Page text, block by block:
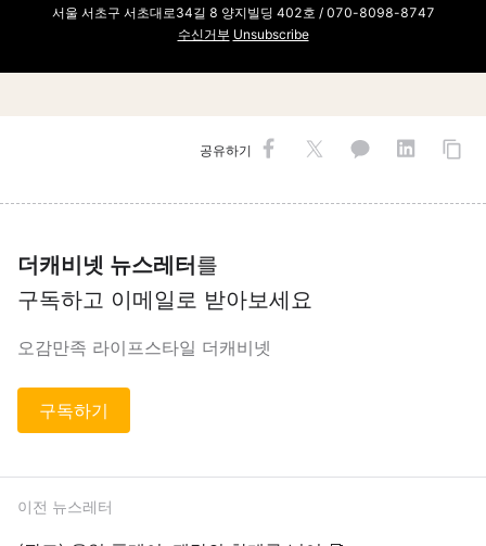
서울 서초구 서초대로34길 8 양지빌딩 402호 / 070-8098-8747
수신거부 Unsubscribe
공유하기
더캐비넷 뉴스레터를
구독하고 이메일로 받아보세요
오감만족 라이프스타일 더캐비넷
구독하기
이전 뉴스레터